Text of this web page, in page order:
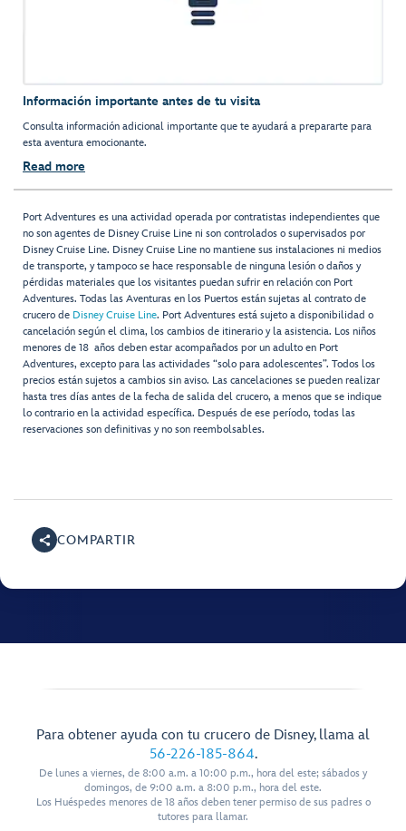
Información importante antes de tu visita
Consulta información adicional importante que te ayudará a prepararte para
esta aventura emocionante.
Read more
Port Adventures es una actividad operada por contratistas independientes que
no son agentes de Disney Cruise Line ni son controlados o supervisados por
Disney Cruise Line. Disney Cruise Line no mantiene sus instalaciones ni medios
de transporte, y tampoco se hace responsable de ninguna lesión o daños y
pérdidas materiales que los visitantes puedan sufrir en relación con Port
Adventures. Todas las Aventuras en los Puertos están sujetas al contrato de
crucero de Disney Cruise Line. Port Adventures está sujeto a disponibilidad o
cancelación según el clima, los cambios de itinerario y la asistencia. Los niños
menores de 18 años deben estar acompañados por un adulto en Port
Adventures, excepto para las actividades “solo para adolescentes”. Todos los
precios están sujetos a cambios sin aviso. Las cancelaciones se pueden realizar
hasta tres días antes de la fecha de salida del crucero, a menos que se indique
lo contrario en la actividad específica. Después de ese período, todas las
reservaciones son definitivas y no son reembolsables.
COMPARTIR
Para obtener ayuda con tu crucero de Disney, llama al
56-226-185-864.
De lunes a viernes, de 8:00 a.m. a 10:00 p.m., hora del este; sábados y
domingos, de 9:00 a.m. a 8:00 p.m., hora del este.
Los Huéspedes menores de 18 años deben tener permiso de sus padres o
tutores para llamar.